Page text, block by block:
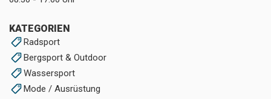
KATEGORIEN
Radsport
Bergsport & Outdoor
Wassersport
Mode / Ausrüstung